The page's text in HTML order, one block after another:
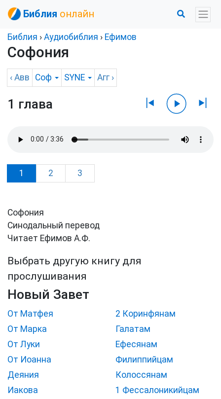
Библия онлайн
Библия › Аудиобиблия › Ефимов
Софония
‹ Авв Соф SYNE Агг ›
1 глава
1 2 3
Софония
Синодальный перевод
Читает Ефимов А.Ф.
Выбрать другую книгу для
прослушивания
Новый Завет
От Матфея
От Марка
От Луки
От Иоанна
Деяния
Иакова
2 Коринфянам
Галатам
Ефесянам
Филиппийцам
Колоссянам
1 Фессалоникийцам